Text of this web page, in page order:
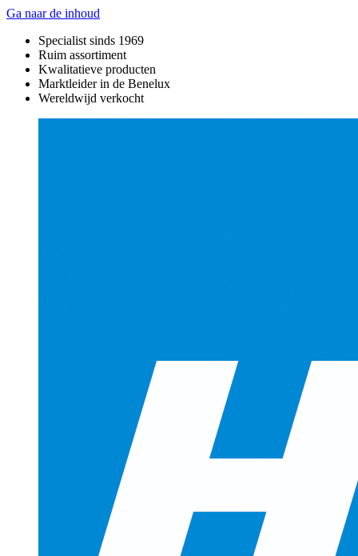
Ga naar de inhoud
Specialist sinds 1969
Ruim assortiment
Kwalitatieve producten
Marktleider in de Benelux
Wereldwijd verkocht